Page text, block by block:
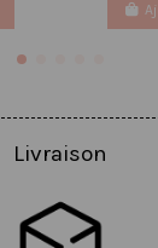
Livraison